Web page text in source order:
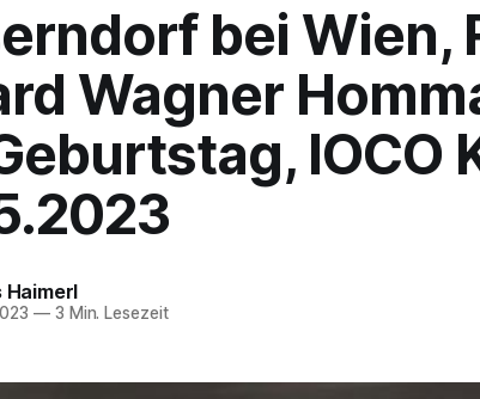
bei Wien,
Wagner
IOCO
Haimerl
—3 Min. Lesezeit